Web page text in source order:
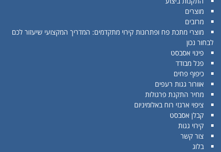
מוצרים
מרזבים
מוצרי מתכת פח ופתרונות קירוי מתקדמים: המדריך המקצועי שיעזור לכם
לבחור נכון
פינוי אסבסט
פנל מבודד
כיפוף פחים
אוורור גגות רעפים
מחיר התקנת פרגולות
ציפוי ארגזי רוח באלומיניום
קבלן אסבסט
קירוי גגות
צור קשר
בלוג